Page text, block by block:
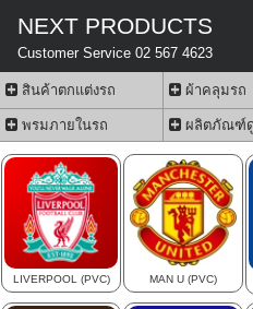
NEXT PRODUCTS
Customer Service 02 567 4623
สินค้าตกแต่งรถ ผ้าคลุมรถ
พรมภายในรถ ผลิตภัณฑ์
LIVERPOOL (PVC) MAN U (PVC)